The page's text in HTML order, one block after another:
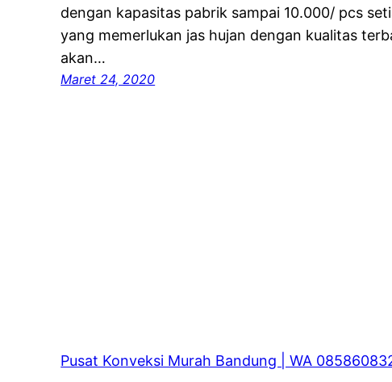
dengan kapasitas pabrik sampai 10.000/ pcs
yang memerlukan jas hujan dengan kualitas
akan…
Maret 24, 2020
Pusat Konveksi Murah Bandung | WA